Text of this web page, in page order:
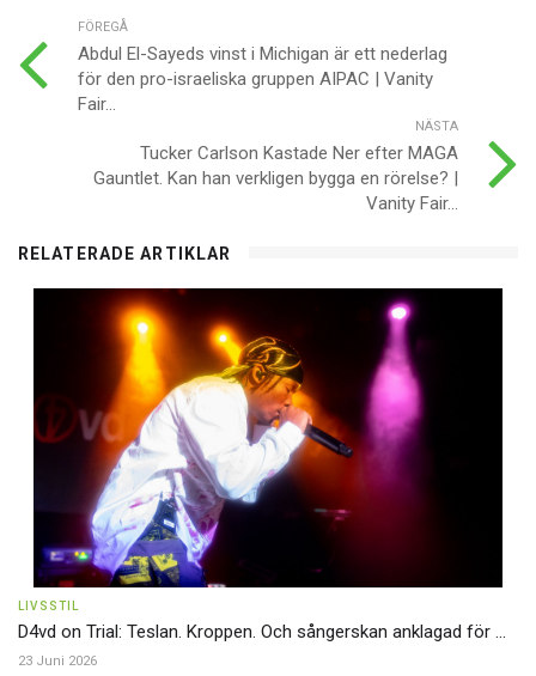
FÖREGÅ
Abdul El-Sayeds vinst i Michigan är ett nederlag
för den pro-israeliska gruppen AIPAC | Vanity
Fair...
NÄSTA
Tucker Carlson Kastade Ner efter MAGA
Gauntlet. Kan han verkligen bygga en rörelse? |
Vanity Fair...
RELATERADE ARTIKLAR
LIVSSTIL
D4vd on Trial: Teslan. Kroppen. Och sångerskan anklagad för ...
23 Juni 2026